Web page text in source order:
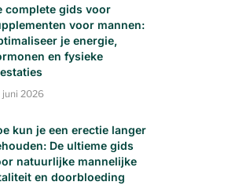
complete gids voor
voor mannen:
je energie,
en fysieke
juni 2026
kun je een erectie langer
De ultieme gids
natuurlijke mannelijke
en doorbloeding